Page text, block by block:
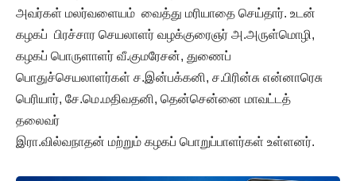
அவர்கள் மலர்வளையம் வைத்து மரியாதை செய்தார். உடன்
கழகப் பிரச்சார செயலாளர் வழக்குரைஞர் அ.அருள்மொழி,
கழகப் பொருளாளர் வீ.குமரேசன், துணைப்
பொதுச்செயலாளர்கள் ச.இன்பக்கனி, ச.பிரின்சு என்னாரெசு
பெரியார், சே.மெ.மதிவதனி, தென்சென்னை மாவட்டத்
தலைவர்
இரா.வில்வநாதன் மற்றும் கழகப் பொறுப்பாளர்கள் உள்ளனர்.